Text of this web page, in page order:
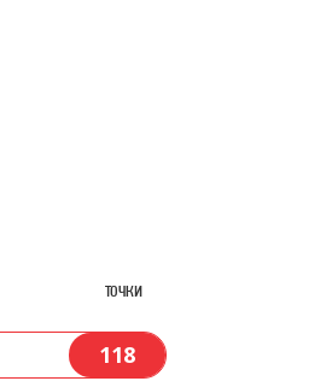
точки
118